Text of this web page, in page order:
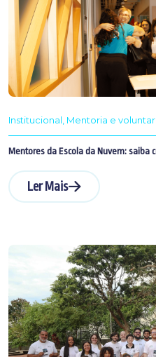
Institucional Mentoria e
Mentores da Escola da Nuvem: saiba
Ler Mais